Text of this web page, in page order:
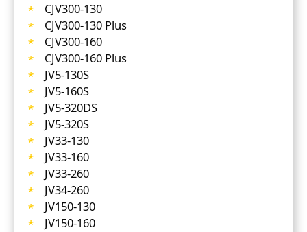
CJV300-130
CJV300-130 Plus
CJV300-160
CJV300-160 Plus
JV5-130S
JV5-160S
JV5-320DS
JV5-320S
JV33-130
JV33-160
JV33-260
JV34-260
JV150-130
JV150-160